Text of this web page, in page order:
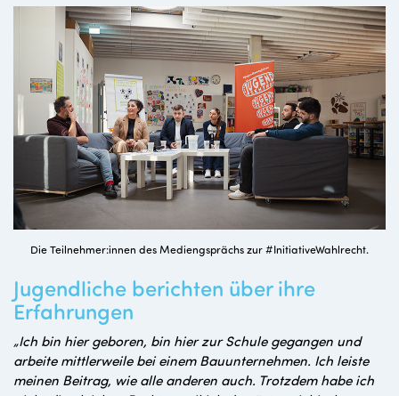
Die Teilnehmer:innen des Mediengsprächs zur #InitiativeWahlrecht.
Jugendliche berichten über ihre
Erfahrungen
„Ich bin hier geboren, bin hier zur Schule gegangen und
arbeite mittlerweile bei einem Bauunternehmen. Ich leiste
meinen Beitrag, wie alle anderen auch. Trotzdem habe ich